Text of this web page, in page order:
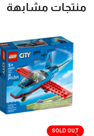
منتجات مشابهة
SOLD OUT